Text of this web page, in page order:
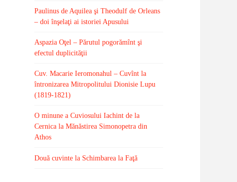
Paulinus de Aquilea şi Theodulf de Orleans
– doi înşelaţi ai istoriei Apusului
Aspazia Oţel – Părutul pogorămînt şi
efectul duplicităţii
Cuv. Macarie Ieromonahul – Cuvînt la
întronizarea Mitropolitului Dionisie Lupu
(1819-1821)
O minune a Cuviosului Iachint de la
Cernica la Mănăstirea Simonopetra din
Athos
Două cuvinte la Schimbarea la Faţă